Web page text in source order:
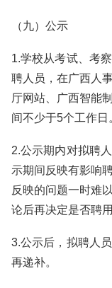
（九）公示
1.学校从考试、考
聘人员，在广西人
厅网站、广西智能
间不少于5个工作日
2.公示期内对拟聘
示期间反映有影响
反映的问题一时难
论后再决定是否聘用
3.公示后，拟聘人
再递补。